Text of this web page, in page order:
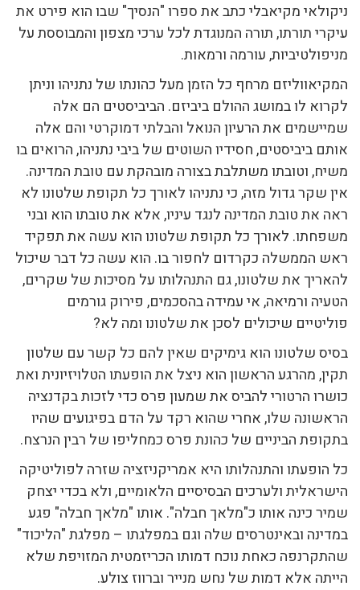
ניקולאי מקיאבלי כתב את ספרו "הנסיך" שבו הוא פירט את
עיקרי תורתו, תורה המנוגדת לכל ערכי מצפון והמבוססת על
מניפולטיביות, עורמה ורמאות.
המקיאווליזם מרחף כל הזמן מעל כהונתו של נתניהו וניתן
לקרוא לו במושג ההולם ביביזם. הביביסטים הם אלה
שמיישמים את הרעיון הנואל והבלתי דמוקרטי והם אלה
אותם ביביסטים, חסידיו השוטים של ביבי נתניהו, הרואים בו
משיח, וטובתו משתלבת בצורה מובהקת עם טובת המדינה.
אין שקר גדול מזה, כי נתניהו לאורך כל תקופת שלטונו לא
ראה את טובת המדינה לנגד עיניו, אלא את טובתו הוא ובני
משפחתו. לאורך כל תקופת שלטונו הוא עשה את תפקיד
ראש הממשלה כקרדום לחפור בו. הוא עשה כל דבר שיכול
להאריך את שלטונו, גם התנהלותו על מסיכות של שקרים,
הטעיה ורמיאה, אי עמידה בהסכמים, פירוק גורמים
פוליטיים שיכולים לסכן את שלטונו ומה לא?
בסיס שלטונו הוא גימיקים שאין להם כל קשר עם שלטון
תקין, מהרגע הראשון הוא ניצל את הופעתו הטלויזיונית ואת
כושרו הרטורי להביס את שמעון פרס כדי לזכות בקדנציה
הראשונה שלו, אחרי שהוא רקד על הדם בפיגועים שהיו
בתקופת הביניים של כהונת פרס כמחליפו של רבין הנרצח.
כל הופעתו והתנהלותו היא אמריקניזציה שזרה לפוליטיקה
הישראלית ולערכים הבסיסיים הלאומיים, ולא בכדי יצחק
שמיר כינה אותו כ"מלאך חבלה". אותו "מלאך חבלה" פגע
במדינה ובאינטרסים שלה וגם במפלגתו – מפלגת "הליכוד"
שהתקרנפה כאחת נוכח דמותו הכריזמטית המזויפת שלא
הייתה אלא דמות של נחש מנייר וברווז צולע.